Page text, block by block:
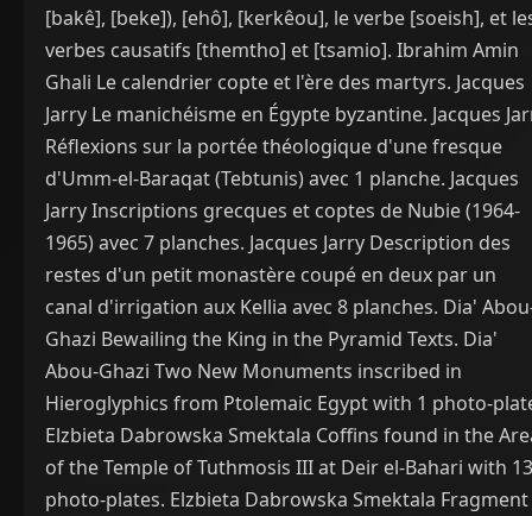
[bakê], [beke]), [ehô], [kerkêou], le verbe [soeish], et
verbes causatifs [themtho] et [tsamio]. Ibrahim Amin
Ghali Le calendrier copte et l'ère des martyrs. Jacques
Jarry Le manichéisme en Égypte byzantine. Jacques
Réflexions sur la portée théologique d'une fresque
d'Umm-el-Baraqat (Tebtunis) avec 1 planche. Jacques
Jarry Inscriptions grecques et coptes de Nubie (1964-
1965) avec 7 planches. Jacques Jarry Description des
restes d'un petit monastère coupé en deux par un
canal d'irrigation aux Kellia avec 8 planches. Dia'
Ghazi Bewailing the King in the Pyramid Texts. Dia'
Abou-Ghazi Two New Monuments inscribed in
Hieroglyphics from Ptolemaic Egypt with 1 photo-
Elzbieta Dabrowska Smektala Coffins found in the
of the Temple of Tuthmosis III at Deir el-Bahari with 13
photo-plates. Elzbieta Dabrowska Smektala Fragment